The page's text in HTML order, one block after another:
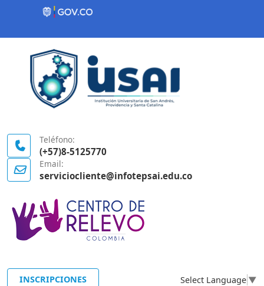
Contenido inicial
Teléfono:
(+57)8-5125770
Email:
serviciocliente@infotepsai.edu.co
INSCRIPCIONES Select Language ▼